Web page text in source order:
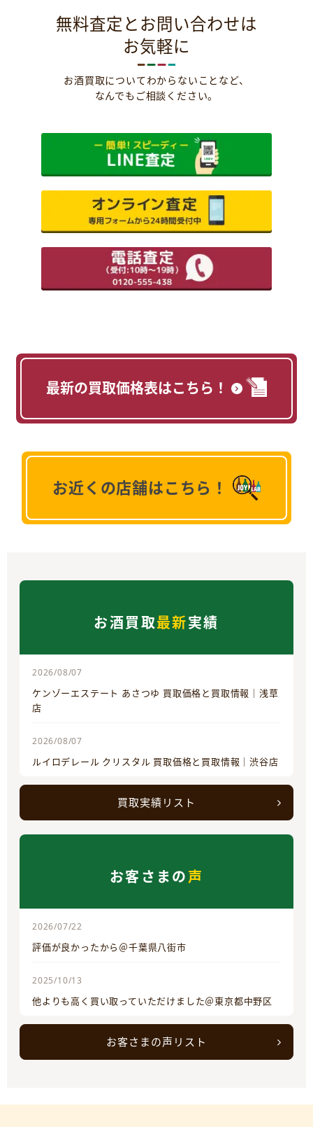
無料査定とお問い合わせは
お気軽に
お酒買取についてわからないことなど、
なんでもご相談ください。
最新の買取価格表はこちら！
お近くの店舗はこちら！
お酒買取最新実績
2026/08/07
ケンゾーエステート あさつゆ 買取価格と買取情報｜浅草
店
2026/08/07
ルイロデレール クリスタル 買取価格と買取情報｜渋谷店
買取実績リスト
お客さまの声
2026/07/22
評価が良かったから＠千葉県八街市
2025/10/13
他よりも高く買い取っていただけました＠東京都中野区
お客さまの声リスト